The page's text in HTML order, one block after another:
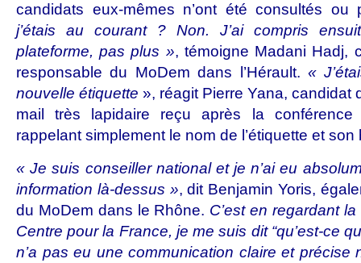
candidats eux-mêmes n’ont été consultés ou
j’étais au courant ? Non. J’ai compris
plateforme, pas plus », témoigne Madani Hadj,
responsable du MoDem dans l’Hérault. «
nouvelle étiquette », réagit Pierre Yana, candidat
mail très lapidaire reçu après la
rappelant simplement le nom de l’étiquette et son
« Je suis conseiller national et je n’ai eu
information là-dessus », dit Benjamin Yoris,
du MoDem dans le Rhône. C’est en regardant
Centre pour la France, je me suis dit “qu’est-ce
n’a pas eu une communication claire et précise